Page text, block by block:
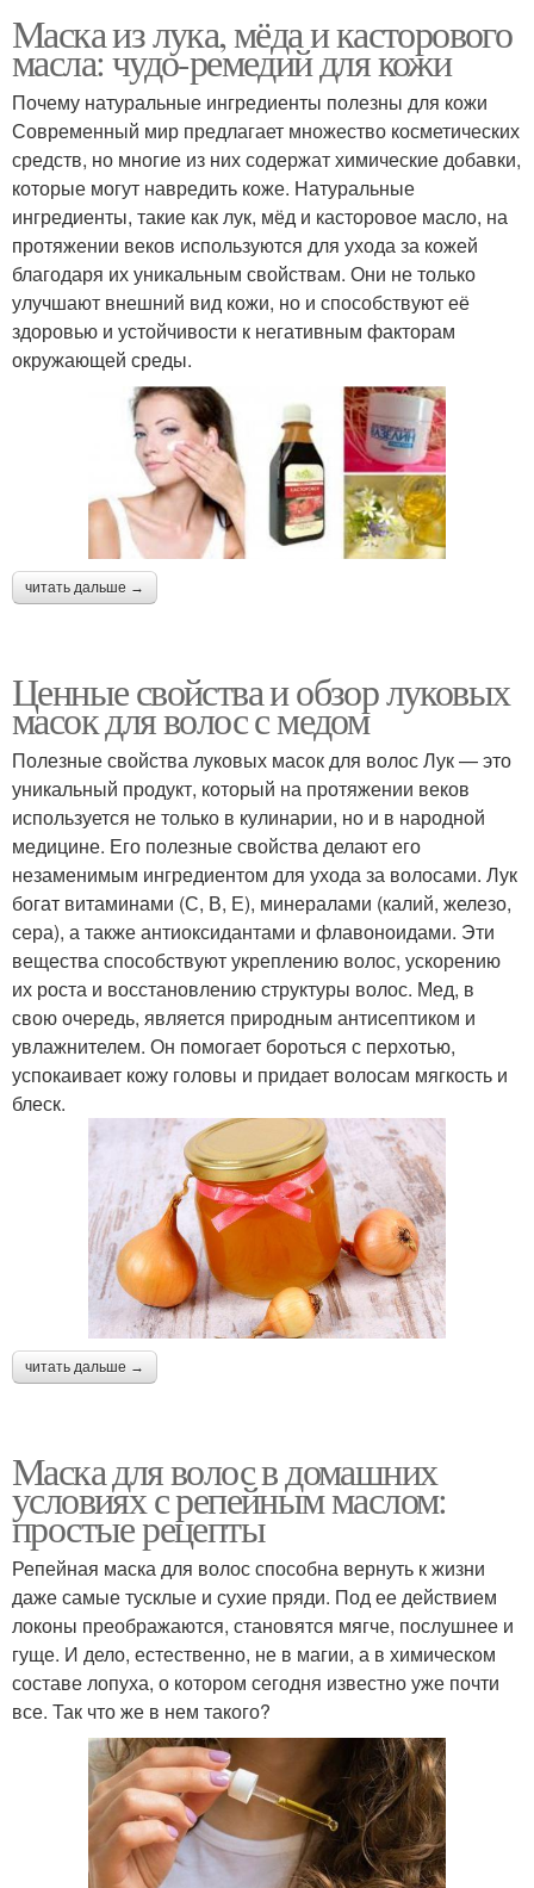
Маска из лука, мёда и касторового
масла: чудо-ремедий для кожи
Почему натуральные ингредиенты полезны для кожи
Современный мир предлагает множество косметических
средств, но многие из них содержат химические добавки,
которые могут навредить коже. Натуральные
ингредиенты, такие как лук, мёд и касторовое масло, на
протяжении веков используются для ухода за кожей
благодаря их уникальным свойствам. Они не только
улучшают внешний вид кожи, но и способствуют её
здоровью и устойчивости к негативным факторам
окружающей среды.
читать дальше →
Ценные свойства и обзор луковых
масок для волос с медом
Полезные свойства луковых масок для волос Лук — это
уникальный продукт, который на протяжении веков
используется не только в кулинарии, но и в народной
медицине. Его полезные свойства делают его
незаменимым ингредиентом для ухода за волосами. Лук
богат витаминами (С, В, Е), минералами (калий, железо,
сера), а также антиоксидантами и флавоноидами. Эти
вещества способствуют укреплению волос, ускорению
их роста и восстановлению структуры волос. Мед, в
свою очередь, является природным антисептиком и
увлажнителем. Он помогает бороться с перхотью,
успокаивает кожу головы и придает волосам мягкость и
блеск.
читать дальше →
Маска для волос в домашних
условиях с репейным маслом:
простые рецепты
Репейная маска для волос способна вернуть к жизни
даже самые тусклые и сухие пряди. Под ее действием
локоны преображаются, становятся мягче, послушнее и
гуще. И дело, естественно, не в магии, а в химическом
составе лопуха, о котором сегодня известно уже почти
все. Так что же в нем такого?